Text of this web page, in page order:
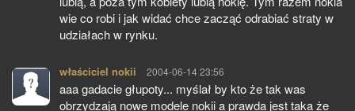
wie co robi i jak widać chce zacząć odrabiać straty w
udziałach w rynku.
właściciel nokii pisze:
2004-06-14 23:56
aaa gadacie głupoty... myślał by kto że tak was
obrzydzają nowe modele nokii a prawda jest taka że